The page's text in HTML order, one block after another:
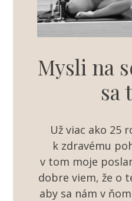
Mysli na
sa
Už viac ako 25
k zdravému
v tom moje
dobre viem, že o
aby sa nám v